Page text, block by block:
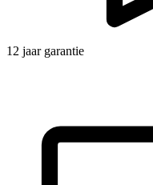
12 jaar garantie